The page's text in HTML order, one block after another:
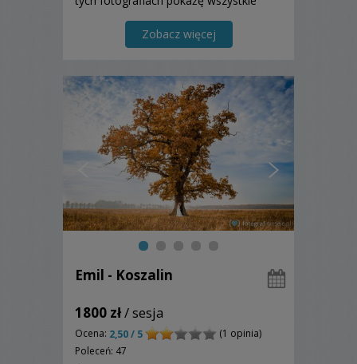
również Wasze emocje: szczęście,
miłość, radość?
Zobacz więcej
Emil - Koszalin
1800 zł/ sesja
Ocena: 2,50 / 5
(1 opinia)
Poleceń: 47